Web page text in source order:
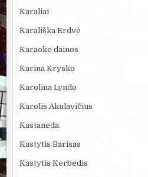
Karaliai
Karališka Erdvė
Karaoke dainos
Karina Krysko
Karolina Lyndo
Karolis Akulavičius
Kastaneda
Kastytis Barisas
Kastytis Kerbedis